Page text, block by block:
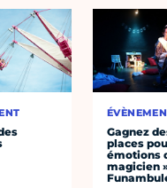
Gagnez
places
émotions
magicien